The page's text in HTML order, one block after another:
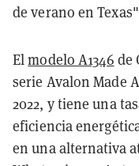
de verano en
Elmodelo A1346 de
serie Avalon Made
2022, y tiene una
eficiencia
en una alternativa